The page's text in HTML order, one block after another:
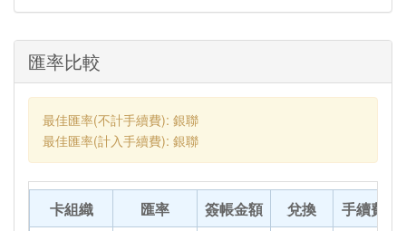
匯率比較
最佳匯率(不計手續費): 銀聯
最佳匯率(計入手續費): 銀聯
卡組織 匯率 簽帳金額 兌換 手續費